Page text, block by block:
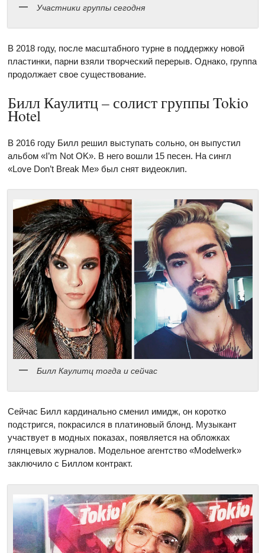
Участники группы сегодня
В 2018 году, после масштабного турне в поддержку новой
пластинки, парни взяли творческий перерыв. Однако, группа
продолжает свое существование.
Билл Каулитц – солист группы Tokio
Hotel
В 2016 году Билл решил выступать сольно, он выпустил
альбом «I’m Not OK». В него вошли 15 песен. На сингл
«Love Don’t Break Me» был снят видеоклип.
Билл Каулитц тогда и сейчас
Сейчас Билл кардинально сменил имидж, он коротко
подстригся, покрасился в платиновый блонд. Музыкант
участвует в модных показах, появляется на обложках
глянцевых журналов. Модельное агентство «Modelwerk»
заключило с Биллом контракт.